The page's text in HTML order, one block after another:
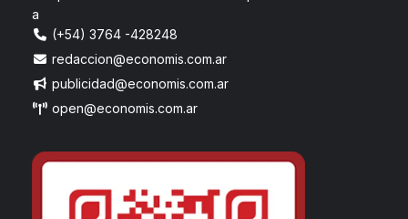
a
(+54) 3764 -428248
redaccion@economis.com.ar
publicidad@economis.com.ar
open@economis.com.ar